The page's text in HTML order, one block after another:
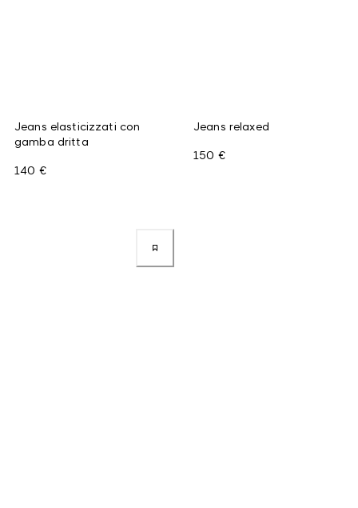
Jeans elasticizzati con
gamba dritta
140 €
Jeans relaxed
150 €